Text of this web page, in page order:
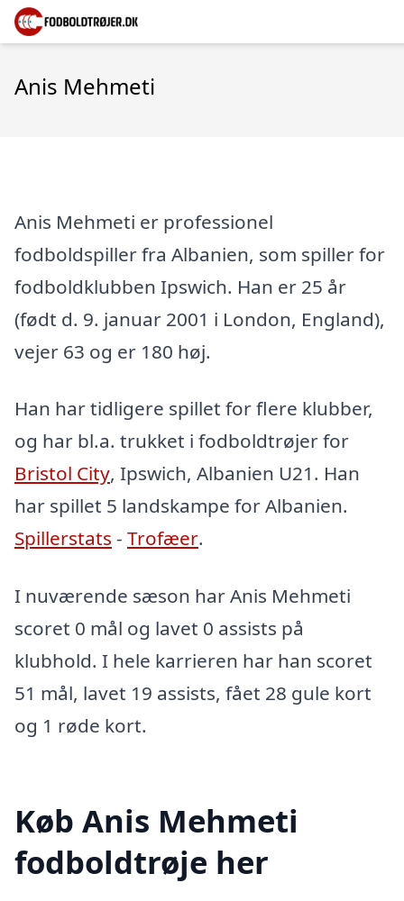
Anis Mehmeti
Anis Mehmeti er professionel
fodboldspiller fra Albanien, som spiller for
fodboldklubben Ipswich. Han er 25 år
(født d. 9. januar 2001 i London, England),
vejer 63 og er 180 høj.
Han har tidligere spillet for flere klubber,
og har bl.a. trukket i fodboldtrøjer for
Bristol City, Ipswich, Albanien U21. Han
har spillet 5 landskampe for Albanien.
Spillerstats - Trofæer.
I nuværende sæson har Anis Mehmeti
scoret 0 mål og lavet 0 assists på
klubhold. I hele karrieren har han scoret
51 mål, lavet 19 assists, fået 28 gule kort
og 1 røde kort.
Køb Anis Mehmeti
fodboldtrøje her